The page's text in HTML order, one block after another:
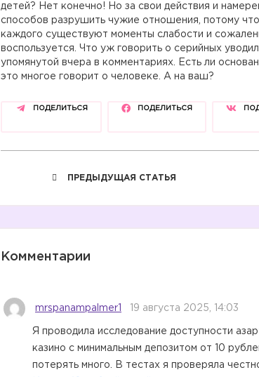
детей? Нет конечно! Но за свои действия и
способов разрушить чужие отношения, потому
каждого существуют моменты слабости и
воспользуется. Что уж говорить о серийных
упомянутой вчера в комментариях. Есть ли
это многое говорит о человеке. А на ваш?
ПОДЕЛИТЬСЯ ПОДЕЛИТЬСЯ
ПРЕДЫДУЩАЯ СТАТЬЯ
Комментарии
mrspanampalmer1 19 августа 2025, 14:03
Я проводила исследование доступности
казино с минимальным депозитом от 10
потерять много. В тестах я проверяла